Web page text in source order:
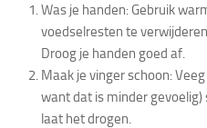
Was je handen: Gebruik
voedselresten te
Droog je handen goed af.
Maak je vinger schoon:
want dat is minder
laat het drogen.